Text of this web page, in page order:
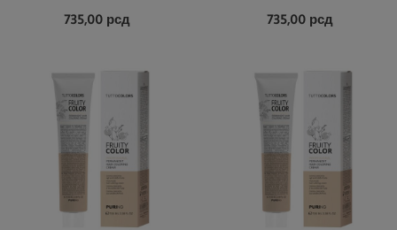
735,00 рсд 735,00 рсд